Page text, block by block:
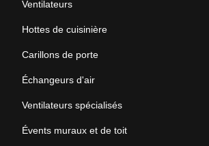
Ventilateurs
Hottes de cuisinière
Carillons de porte
Échangeurs d'air
Ventilateurs spécialisés
Évents muraux et de toit